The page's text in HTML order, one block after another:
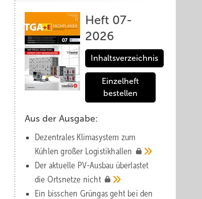
Heft 07-
2026
Inhaltsverzeichnis
Einzelheft
bestellen
Aus der Ausgabe:
Dezentrales Klimasystem zum
Kühlen großer Logistik­hallen
Der aktuelle PV-Ausbau über­lastet
die Orts­netze nicht
Ein bisschen Grüngas geht bei den